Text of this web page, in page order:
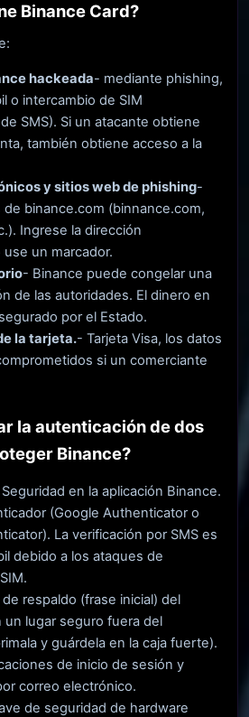
Binance Card?
hackeada- mediante phishing,
o intercambio de SIM
SMS). Si un atacante obtiene
también obtiene acceso a la
y sitios web de phishing-
binance.com (binnance.com,
Ingrese la dirección
un marcador.
- Binance puede congelar una
de las autoridades. El dinero en
por el Estado.
la tarjeta.- Tarjeta Visa, los datos
si un comerciante
la autenticación de dos
Binance?
en la aplicación Binance.
(Google Authenticator o
La verificación por SMS es
debido a los ataques de
respaldo (frase inicial) del
un lugar seguro fuera del
y guárdela en la caja fuerte).
de inicio de sesión y
correo electrónico.
de seguridad de hardware